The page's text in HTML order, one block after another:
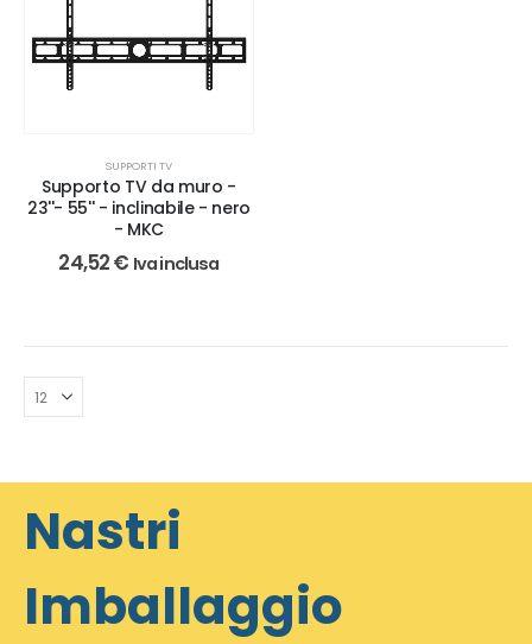
SUPPORTI TV
Supporto TV da muro -
23''- 55'' - inclinabile - nero
- MKC
24,52€ Iva inclusa
Nastri
Imballaggio